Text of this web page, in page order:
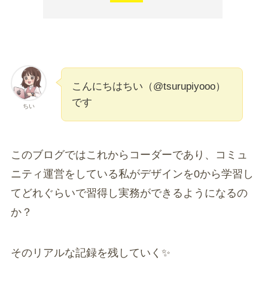
ちい
こんにちはちい（@tsurupiyooo）
です
このブログではこれからコーダーであり、コミュ
ニティ運営をしている私がデザインを0から学習し
てどれぐらいで習得し実務ができるようになるの
か？
そのリアルな記録を残していく✨